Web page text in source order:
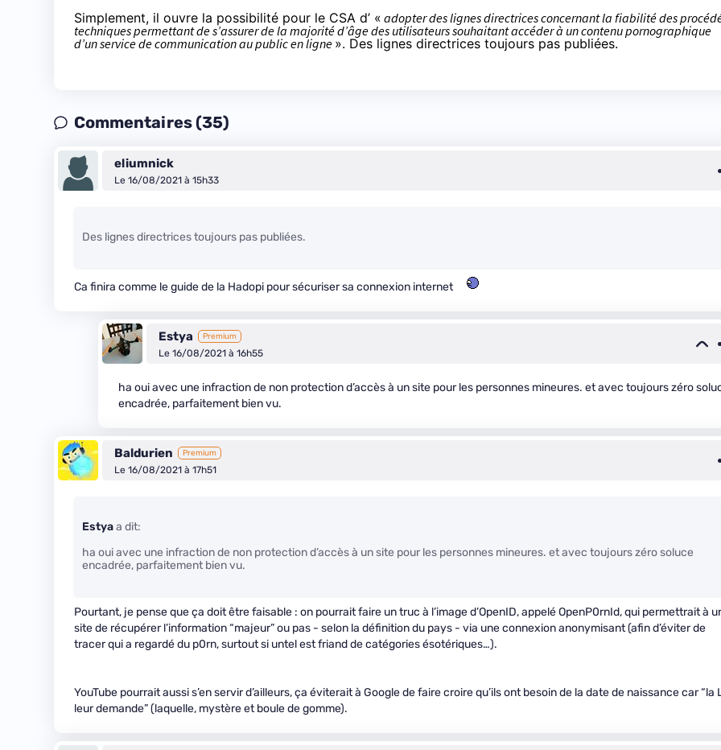
Simplement, il ouvre la possibilité pour le CSA d’ « adopter des lignes directrices concernant la fiabilité des
techniques permettant de s’assurer de la majorité d’âge des utilisateurs souhaitant accéder à un contenu pornographique
d’un service de communication au public en ligne ». Des lignes directrices toujours pas publiées.
Commentaires (35)
eliumnick
Le 16/08/2021 à 15h33
Des lignes directrices toujours pas publiées.
Ca finira comme le guide de la Hadopi pour sécuriser sa connexion internet
Estya Premium
Le 16/08/2021 à 16h55
ha oui avec une infraction de non protection d’accès à un site pour les personnes mineures. et avec toujours zéro
encadrée, parfaitement bien vu.
Baldurien Premium
Le 16/08/2021 à 17h51
Estyaa dit:
ha oui avec une infraction de non protection d’accès à un site pour les personnes mineures. et avec toujours zéro soluce
encadrée, parfaitement bien vu.
Pourtant, je pense que ça doit être faisable : on pourrait faire un truc à l’image d’OpenID, appelé OpenP0rnId, qui permettrait à
site de récupérer l’information “majeur” ou pas - selon la définition du pays - via une connexion anonymisant (afin d’éviter de
tracer qui a regardé du p0rn, surtout si untel est friand de catégories ésotériques…).
YouTube pourrait aussi s’en servir d’ailleurs, ça éviterait à Google de faire croire qu’ils ont besoin de la date de naissance car “la
leur demande” (laquelle, mystère et boule de gomme).